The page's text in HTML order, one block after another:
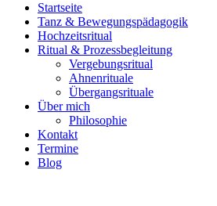
Startseite
Tanz & Bewegungspädagogik
Hochzeitsritual
Ritual & Prozessbegleitung
Vergebungsritual
Ahnenrituale
Übergangsrituale
Über mich
Philosophie
Kontakt
Termine
Blog